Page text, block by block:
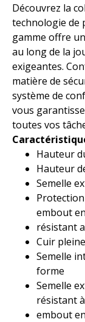
Découvrez la
technologie de
gamme offre
au long de la
exigeantes.
matière de
système de
vous
toutes vos
Hauteur
Hauteur
Semelle
embout
résistant
Cuir
Semelle
forme
Semelle
résistant
embout